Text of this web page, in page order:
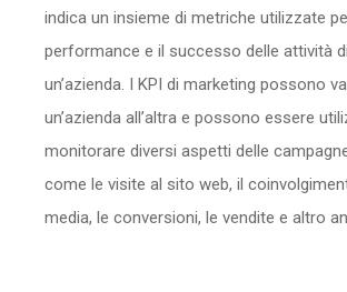
indica un insieme di metriche utilizzate
performance e il successo delle attività
un’azienda. I KPI di marketing possono
un’azienda all’altra e possono essere
monitorare diversi aspetti delle
come le visite al sito web, il
media, le conversioni, le vendite e altro